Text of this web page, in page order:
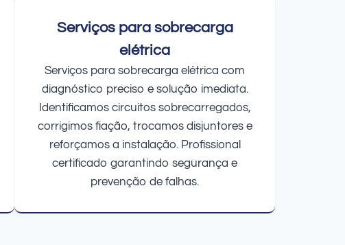
Serviços para sobrecarga
elétrica
Serviços para sobrecarga elétrica com
diagnóstico preciso e solução imediata.
Identificamos circuitos sobrecarregados,
corrigimos fiação, trocamos disjuntores e
reforçamos a instalação. Profissional
certificado garantindo segurança e
prevenção de falhas.